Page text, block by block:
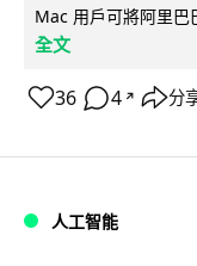
Mac 用戶可將阿里
全文
36 4 ↗ 分
人工智能